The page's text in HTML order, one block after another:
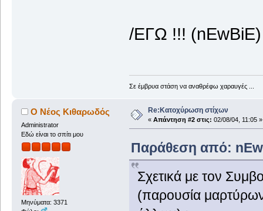
/ΕΓΩ !!!
Σε έμβρυα στάση να αναθρέφω χαραυγές ...
Ο Νέος Κιθαρωδός
Administrator
Εδώ είναι το σπίτι μου
Μηνύματα: 3371
Re:Κατοχύρωση στίχων
« Απάντηση #2 στις: 02/08/04, 11:05 »
Παράθεση από:
Σχετικά με τον
(παρουσία